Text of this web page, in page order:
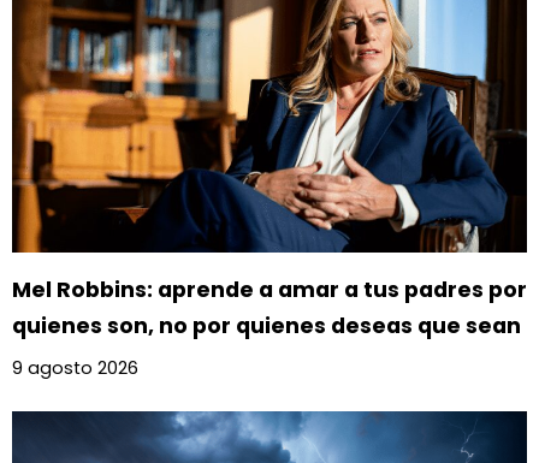
Mel Robbins: aprende a amar a tus padres por
quienes son, no por quienes deseas que sean
9 agosto 2026